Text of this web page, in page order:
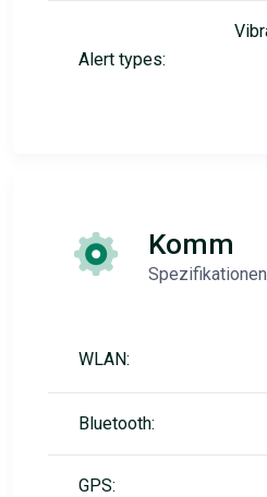
Alert types:
Komm
Spezifikationen
WLAN:
Bluetooth:
GPS: